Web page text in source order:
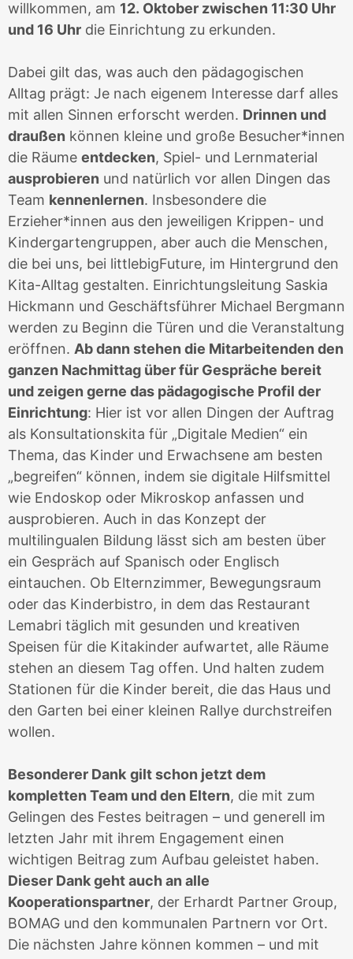
willkommen, am 12. Oktober zwischen 11:30 Uhr
und 16 Uhr die Einrichtung zu erkunden.
Dabei gilt das, was auch den pädagogischen
Alltag prägt: Je nach eigenem Interesse darf alles
mit allen Sinnen erforscht werden. Drinnen und
draußen können kleine und große Besucher*innen
die Räume entdecken, Spiel- und Lernmaterial
ausprobieren und natürlich vor allen Dingen das
Team kennenlernen. Insbesondere die
Erzieher*innen aus den jeweiligen Krippen- und
Kindergartengruppen, aber auch die Menschen,
die bei uns, bei littlebigFuture, im Hintergrund den
Kita-Alltag gestalten. Einrichtungsleitung Saskia
Hickmann und Geschäftsführer Michael Bergmann
werden zu Beginn die Türen und die Veranstaltung
eröffnen. Ab dann stehen die Mitarbeitenden den
ganzen Nachmittag über für Gespräche bereit
und zeigen gerne das pädagogische Profil der
Einrichtung: Hier ist vor allen Dingen der Auftrag
als Konsultationskita für „Digitale Medien“ ein
Thema, das Kinder und Erwachsene am besten
„begreifen“ können, indem sie digitale Hilfsmittel
wie Endoskop oder Mikroskop anfassen und
ausprobieren. Auch in das Konzept der
multilingualen Bildung lässt sich am besten über
ein Gespräch auf Spanisch oder Englisch
eintauchen. Ob Elternzimmer, Bewegungsraum
oder das Kinderbistro, in dem das Restaurant
Lemabri täglich mit gesunden und kreativen
Speisen für die Kitakinder aufwartet, alle Räume
stehen an diesem Tag offen. Und halten zudem
Stationen für die Kinder bereit, die das Haus und
den Garten bei einer kleinen Rallye durchstreifen
wollen.
Besonderer Dank gilt schon jetzt dem
kompletten Team und den Eltern, die mit zum
Gelingen des Festes beitragen – und generell im
letzten Jahr mit ihrem Engagement einen
wichtigen Beitrag zum Aufbau geleistet haben.
Dieser Dank geht auch an alle
Kooperationspartner, der Erhardt Partner Group,
BOMAG und den kommunalen Partnern vor Ort.
Die nächsten Jahre können kommen – und mit